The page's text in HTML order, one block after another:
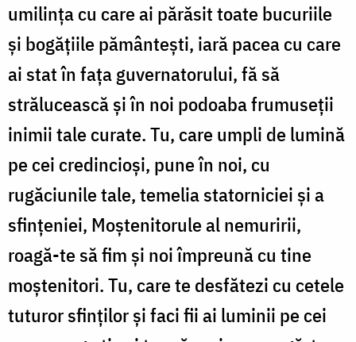
umilința cu care ai părăsit toate bucuriile
și bogățiile pământești, iară pacea cu care
ai stat în fața guvernatorului, fă să
strălucească și în noi podoaba frumuseții
inimii tale curate. Tu, care umpli de lumină
pe cei credincioși, pune în noi, cu
rugăciunile tale, temelia statorniciei și a
sfințeniei, Moștenitorule al nemuririi,
roagă-te să fim și noi împreună cu tine
moștenitori. Tu, care te desfătezi cu cetele
tuturor sfinților și faci fii ai luminii pe cei